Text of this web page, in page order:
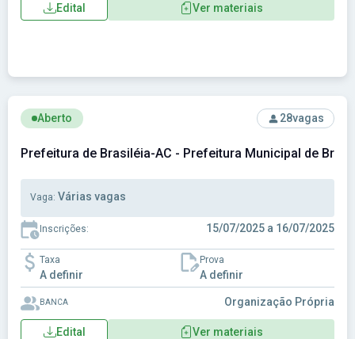
Edital Ver materiais
Ver concurso: Prefeitura de Brasiléia-AC - Prefeitura
Aberto 28vagas
Prefeitura de Brasiléia-AC - Prefeitura Municipal de
Vaga: Várias vagas
Inscrições: 15/07/2025 a 16/07/2025
Taxa
A definir
Prova
A definir
BANCA Organização Própria
Edital Ver materiais